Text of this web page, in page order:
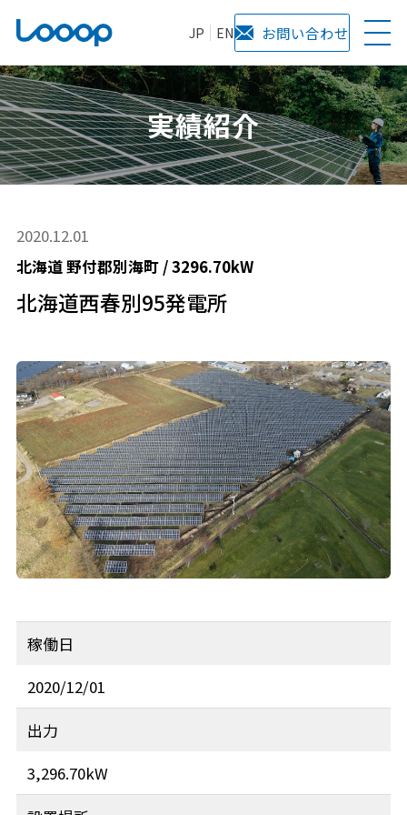
JP EN お問い合わせ
実績紹介
2020.12.01
北海道野付郡別海町/3296.70kW
北海道西春別95発電所
稼働日
2020/12/01
出力
3,296.70kW